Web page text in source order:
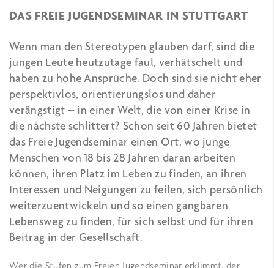
DAS FREIE JUGENDSEMINAR IN STUTTGART
Wenn man den Stereotypen glauben darf, sind die
jungen Leute heutzutage faul, verhätschelt und
haben zu hohe Ansprüche. Doch sind sie nicht eher
perspektivlos, orientierungslos und daher
verängstigt – in einer Welt, die von einer Krise in
die nächste schlittert? Schon seit 60 Jahren bietet
das Freie Jugendseminar einen Ort, wo junge
Menschen von 18 bis 28 Jahren daran arbeiten
können, ihren Platz im Leben zu finden, an ihren
Interessen und Neigungen zu feilen, sich persönlich
weiterzuentwickeln und so einen gangbaren
Lebensweg zu finden, für sich selbst und für ihren
Beitrag in der Gesellschaft.
Wer die Stufen zum Freien Jugendseminar erklimmt, der